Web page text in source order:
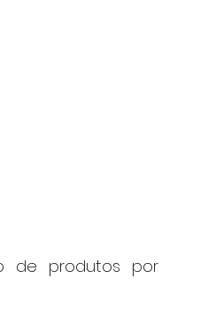
de produtos por